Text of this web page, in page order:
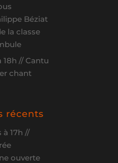
Béziat
la classe
18h // Cantu
chant
récents
17h //
ouverte